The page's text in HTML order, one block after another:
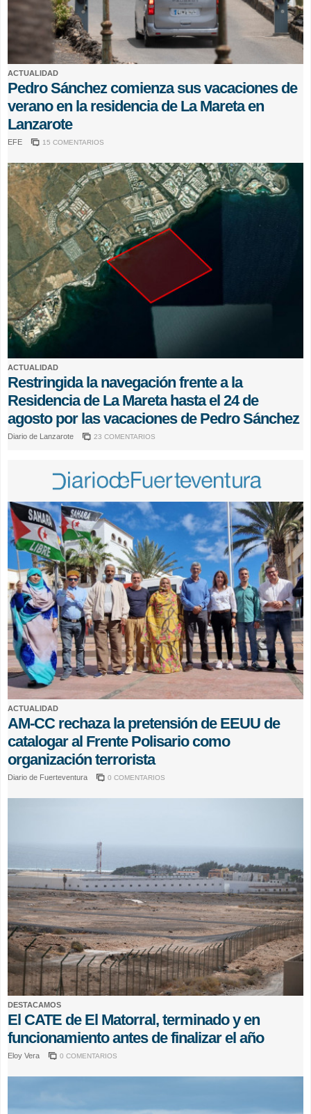
ACTUALIDAD
Pedro Sánchez comienza sus vacaciones de
verano en la residencia de La Mareta en
Lanzarote
EFE 15 COMENTARIOS
ACTUALIDAD
Restringida la navegación frente a la
Residencia de La Mareta hasta el 24 de
agosto por las vacaciones de Pedro Sánchez
Diario de Lanzarote 23 COMENTARIOS
ACTUALIDAD
AM-CC rechaza la pretensión de EEUU de
catalogar al Frente Polisario como
organización terrorista
Diario de Fuerteventura 0 COMENTARIOS
DESTACAMOS
El CATE de El Matorral, terminado y en
funcionamiento antes de finalizar el año
Eloy Vera 0 COMENTARIOS